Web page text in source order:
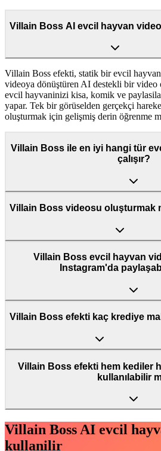
Villain Boss AI evcil hayvan
Villain Boss efekti, statik bir evcil hayvan
videoya dönüştüren AI destekli bir
evcil hayvaninizi kisa, komik ve
yapar. Tek bir görüselden gerçekçi
oluşturmak için gelişmiş derin öğrenme
Villain Boss ile en iyi hangi tür
çalışır?
Villain Boss videosu oluşturmak
Villain Boss evcil hayvan
Instagram'da
Villain Boss efekti kaç krediye
Villain Boss efekti hem kediler
kullanılabilir
Villain Boss AI evcil
kullanilir